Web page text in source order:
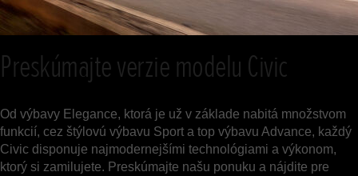
Preskúmajte verzie modelu Civic
Od výbavy Elegance, ktorá je už v základe nabitá množstvom
funkcií, cez štýlovú výbavu Sport a top výbavu Advance, každý
Civic disponuje najmodernejšími technológiami a výkonom,
ktorý si zamilujete. Preskúmajte našu ponuku a nájdite pre